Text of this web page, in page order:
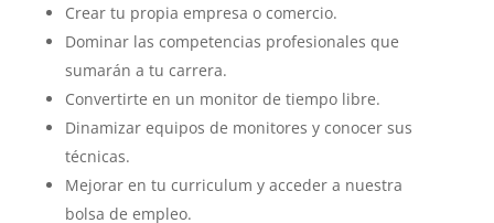
Crear tu propia empresa o comercio.
Dominar las competencias profesionales que
sumarán a tu carrera.
Convertirte en un monitor de tiempo libre.
Dinamizar equipos de monitores y conocer sus
técnicas.
Mejorar en tu curriculum y acceder a nuestra
bolsa de empleo.